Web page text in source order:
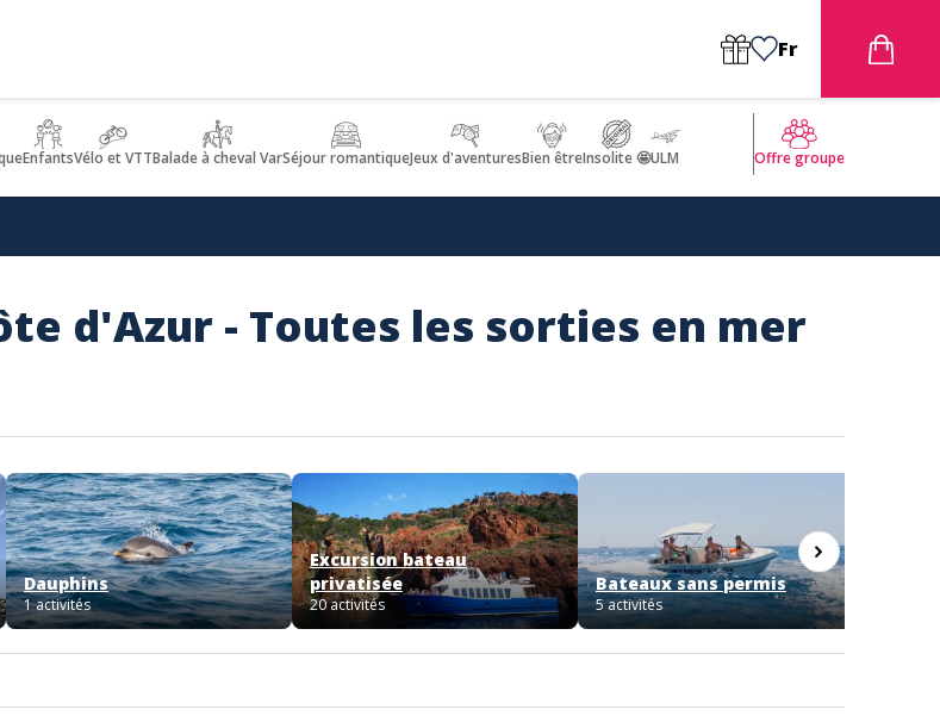
Fr
EnfantsVélo et VTTBalade à cheval VarSéjour romantiqueJeux d'aventuresBien êtreInsolite 🤩ULM Offre groupe
d'Azur - Toutes les sorties en mer
Dauphins
1 activités
Excursion bateau
privatisée
20 activités
Bateaux sans permis
5 activités